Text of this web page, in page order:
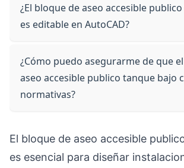
¿El bloque de aseo accesible
es editable en AutoCAD?
¿Cómo puedo asegurarme de que
aseo accesible publico tanque bajo
normativas?
El bloque de aseo accesible
es esencial para diseñar